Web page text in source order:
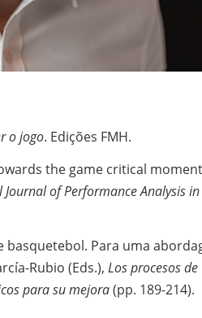
o jogo. Edições FMH.
the game critical
of Performance Analysis
basquetebol. Para uma
Rubio (Eds.), Los procesos de
para su mejora(pp. 189-214).